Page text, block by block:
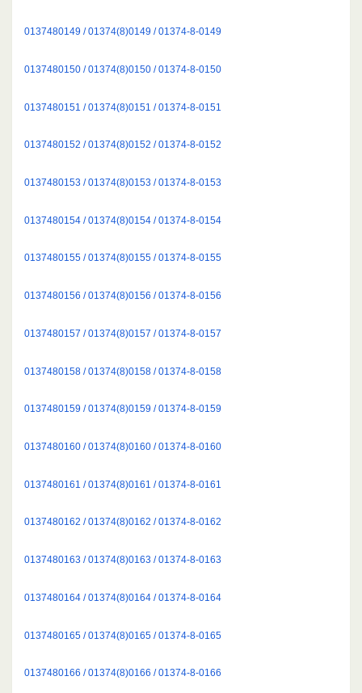
0137480149 / 01374(8)0149 / 01374-8-0149
0137480150 / 01374(8)0150 / 01374-8-0150
0137480151 / 01374(8)0151 / 01374-8-0151
0137480152 / 01374(8)0152 / 01374-8-0152
0137480153 / 01374(8)0153 / 01374-8-0153
0137480154 / 01374(8)0154 / 01374-8-0154
0137480155 / 01374(8)0155 / 01374-8-0155
0137480156 / 01374(8)0156 / 01374-8-0156
0137480157 / 01374(8)0157 / 01374-8-0157
0137480158 / 01374(8)0158 / 01374-8-0158
0137480159 / 01374(8)0159 / 01374-8-0159
0137480160 / 01374(8)0160 / 01374-8-0160
0137480161 / 01374(8)0161 / 01374-8-0161
0137480162 / 01374(8)0162 / 01374-8-0162
0137480163 / 01374(8)0163 / 01374-8-0163
0137480164 / 01374(8)0164 / 01374-8-0164
0137480165 / 01374(8)0165 / 01374-8-0165
0137480166 / 01374(8)0166 / 01374-8-0166